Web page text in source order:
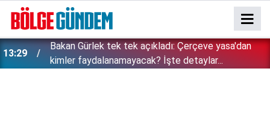
13:29
Bakan Gürlek tek tek açıkladı: Çerçeve yasa'dan
kimler faydalanamayacak? İşte detaylar...